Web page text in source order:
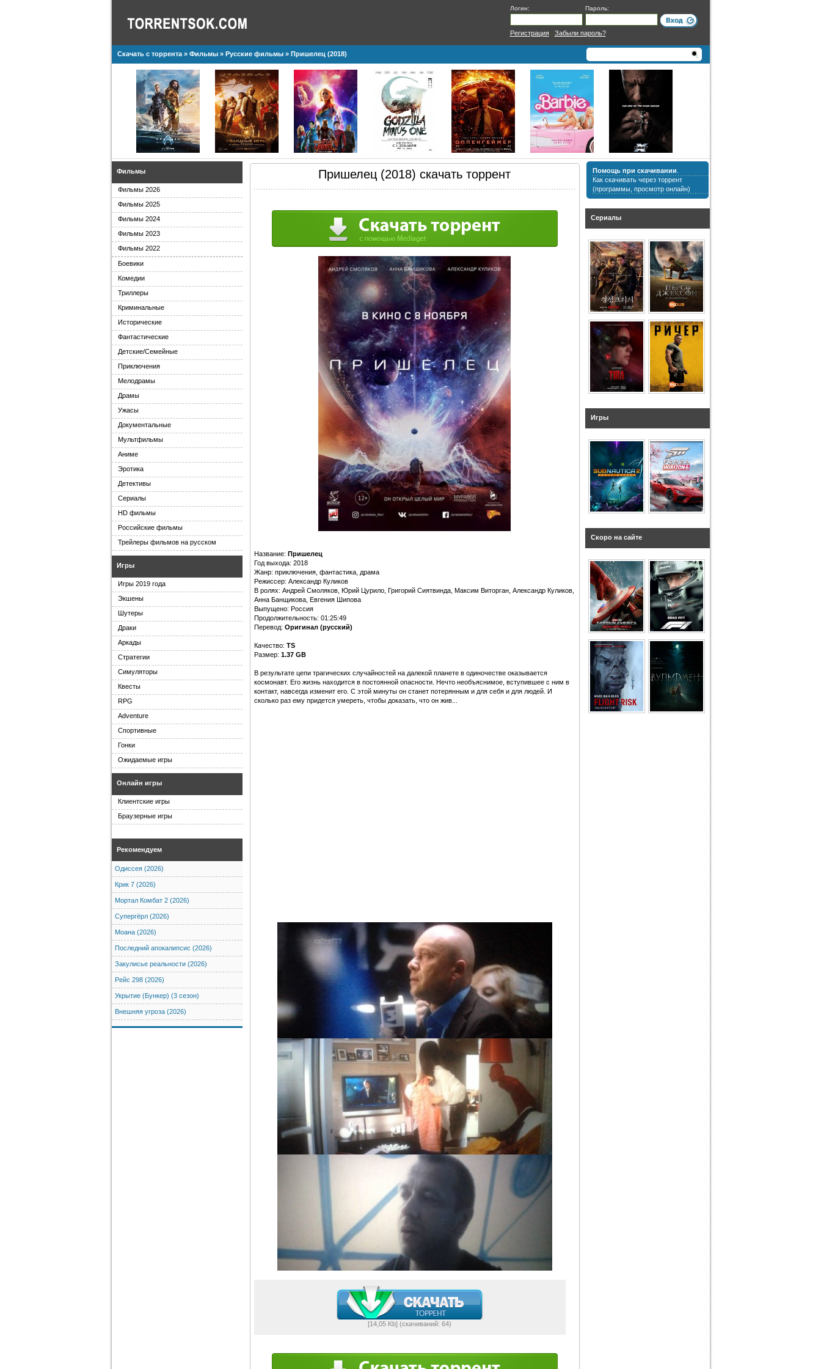
Логин: Пароль:
Регистрация| Забыли пароль?
Скачать с торрента» Фильмы» Русские фильмы» Пришелец (2018)
Помощь при скачивании
Как скачивать через торрент
(программы, просмотр онлайн)
Сериалы
Игры
Скоро на сайте
Пришелец (2018) скачать торрент
Название: Пришелец
Год выхода: 2018
Жанр: приключения, фантастика, драма
Режиссер: Александр Куликов
В ролях: Андрей Смоляков, Юрий Цурило, Григорий Сиятвинда, Максим Виторган, Александр Куликов,
Анна Банщикова, Евгения Шипова
Выпущено: Россия
Продолжительность: 01:25:49
Перевод: Оригинал (русский)
Качество: TS
Размер: 1.37 GB
В результате цепи трагических случайностей на далекой планете в одиночестве оказывается
космонавт. Его жизнь находится в постоянной опасности. Нечто необъяснимое, вступившее с ним в
контакт, навсегда изменит его. С этой минуты он станет потерянным и для себя и для людей. И
сколько раз ему придется умереть, чтобы доказать, что он жив...
[14,05 Kb] (cкачиваний: 64)
Фильмы
Фильмы 2026
Фильмы 2025
Фильмы 2024
Фильмы 2023
Фильмы 2022
Боевики
Комедии
Триллеры
Криминальные
Исторические
Фантастические
Детские/Семейные
Приключения
Мелодрамы
Драмы
Ужасы
Документальные
Мультфильмы
Аниме
Эротика
Детективы
Сериалы
HD фильмы
Российские фильмы
Трейлеры фильмов на русском
Игры
Игры 2019 года
Экшены
Шутеры
Драки
Аркады
Стратегии
Симуляторы
Квесты
RPG
Adventure
Спортивные
Гонки
Ожидаемые игры
Онлайн игры
Клиентские игры
Браузерные игры
Рекомендуем
Одиссея (2026)
Крик 7 (2026)
Мортал Комбат 2 (2026)
Супергёрл (2026)
Моана (2026)
Последний апокалипсис (2026)
Закулисье реальности (2026)
Рейс 298 (2026)
Укрытие (Бункер) (3 сезон)
Внешняя угроза (2026)